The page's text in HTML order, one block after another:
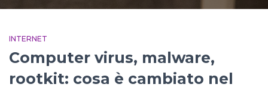
INTERNET
Computer virus, malware,
rootkit: cosa è cambiato nel